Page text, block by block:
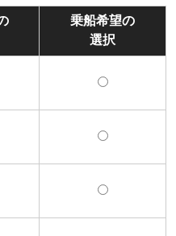
乗船希望の
選択